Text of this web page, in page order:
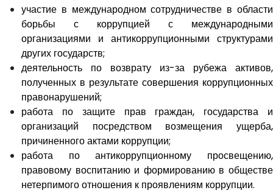
участие в международном сотрудничестве в области
борьбы с коррупцией с международными
организациями и антикоррупционными структурами
других государств;
деятельность по возврату из-за рубежа активов,
полученных в результате совершения коррупционных
правонарушений;
работа по защите прав граждан, государства и
организаций посредством возмещения ущерба,
причиненного актами коррупции;
работа по антикоррупционному просвещению,
правовому воспитанию и формированию в обществе
нетерпимого отношения к проявлениям коррупции.